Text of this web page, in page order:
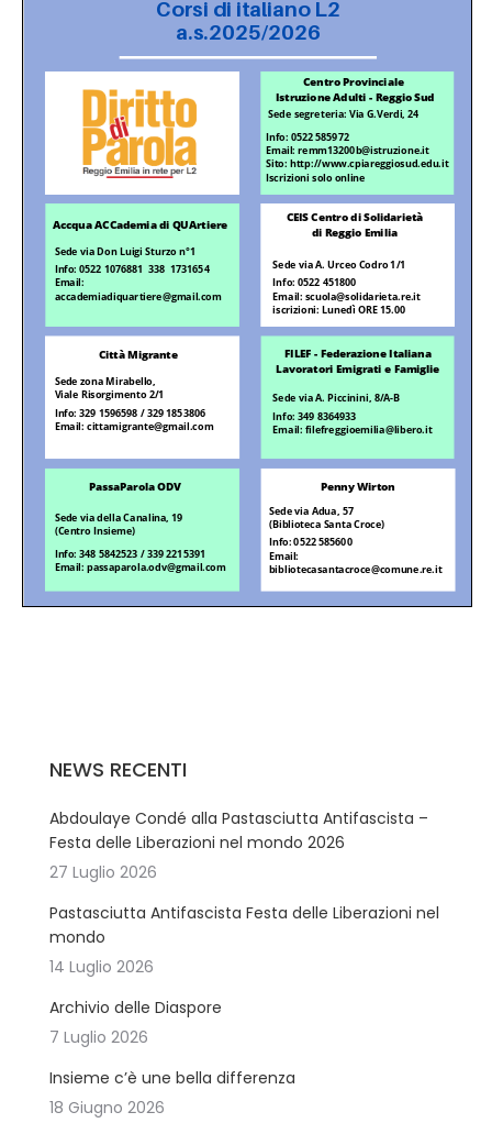
NEWS RECENTI
Abdoulaye Condé alla Pastasciutta Antifascista –
Festa delle Liberazioni nel mondo 2026
27 Luglio 2026
Pastasciutta Antifascista Festa delle Liberazioni nel
mondo
14 Luglio 2026
Archivio delle Diaspore
7 Luglio 2026
Insieme c’è une bella differenza
18 Giugno 2026